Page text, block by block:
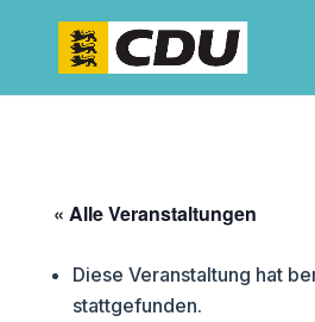
« Alle Veranstaltungen
Diese Veranstaltung hat
stattgefunden.